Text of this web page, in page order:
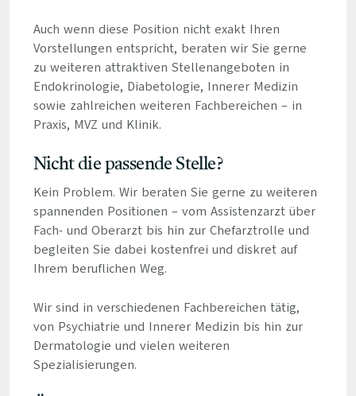
Auch wenn diese Position nicht exakt Ihren
Vorstellungen entspricht, beraten wir Sie gerne
zu weiteren attraktiven Stellenangeboten in
Endokrinologie, Diabetologie, Innerer Medizin
sowie zahlreichen weiteren Fachbereichen – in
Praxis, MVZ und Klinik.
Nicht die passende Stelle?
Kein Problem. Wir beraten Sie gerne zu weiteren
spannenden Positionen – vom Assistenzarzt über
Fach- und Oberarzt bis hin zur Chefarztrolle und
begleiten Sie dabei kostenfrei und diskret auf
Ihrem beruflichen Weg.
Wir sind in verschiedenen Fachbereichen tätig,
von Psychiatrie und Innerer Medizin bis hin zur
Dermatologie und vielen weiteren
Spezialisierungen.